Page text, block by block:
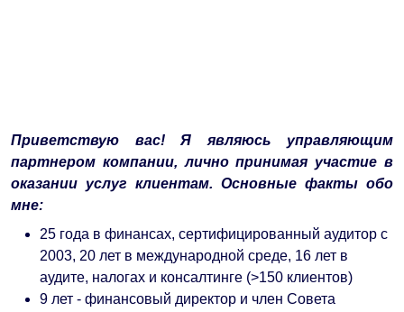
Приветствую вас! Я являюсь управляющим
партнером компании, лично принимая участие в
оказании услуг клиентам. Основные факты обо
мне:
25 года в финансах, сертифицированный аудитор с
2003, 20 лет в международной среде, 16 лет в
аудите, налогах и консалтинге (>150 клиентов)
9 лет - финансовый директор и член Совета